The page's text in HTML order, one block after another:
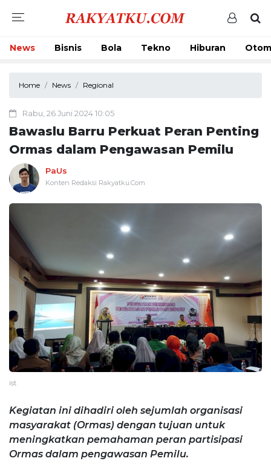
News Bisnis Bola Tekno Hiburan
Home News Regional
Rabu, 26 Juni 2024 10:05
Bawaslu Barru Perkuat Peran Penting
Ormas dalam Pengawasan Pemilu
PaUs
Konten Redaksi Rakyatku.Com
ist
Kegiatan ini dihadiri oleh sejumlah organisasi
masyarakat (Ormas) dengan tujuan untuk
meningkatkan pemahaman peran partisipasi
Ormas dalam pengawasan Pemilu.